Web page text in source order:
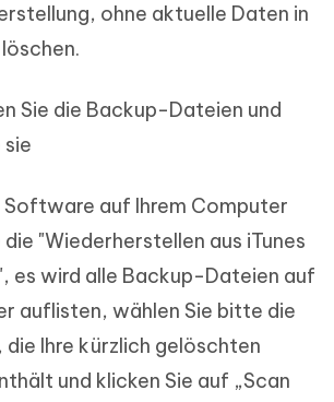
ohne aktuelle Daten in
Sie die Backup-Dateien und
sie
Software auf Ihrem Computer
die "Wiederherstellen aus iTunes
es wird alle Backup-Dateien auf
auflisten, wählen Sie bitte die
Ihre kürzlich gelöschten
und klicken Sie auf „Scan